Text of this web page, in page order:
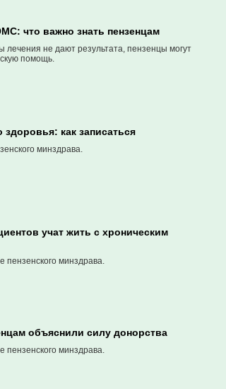
что важно знать пензенцам
лечения не дают результата, пензенцы могут
помощь.
как записаться
минздрава.
учат жить с хроническим
пензенского минздрава.
объяснили силу донорства
пензенского минздрава.